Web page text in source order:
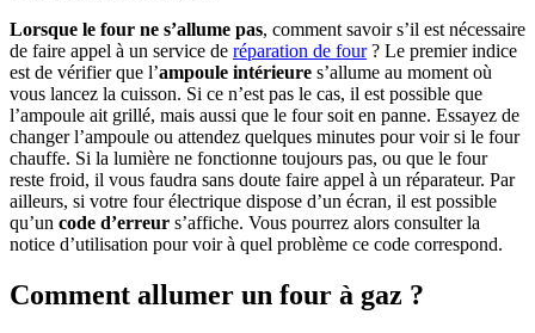
Lorsque le four ne s’allume pas, comment savoir s’il est nécessaire
de faire appel à un service de réparation de four? Le premier indice
est de vérifier que l’ampoule intérieure s’allume au moment où
vous lancez la cuisson. Si ce n’est pas le cas, il est possible que
l’ampoule ait grillé, mais aussi que le four soit en panne. Essayez de
changer l’ampoule ou attendez quelques minutes pour voir si le four
chauffe. Si la lumière ne fonctionne toujours pas, ou que le four
reste froid, il vous faudra sans doute faire appel à un réparateur. Par
ailleurs, si votre four électrique dispose d’un écran, il est possible
qu’un code d’erreur s’affiche. Vous pourrez alors consulter la
notice d’utilisation pour voir à quel problème ce code correspond.
Comment allumer un four à gaz ?